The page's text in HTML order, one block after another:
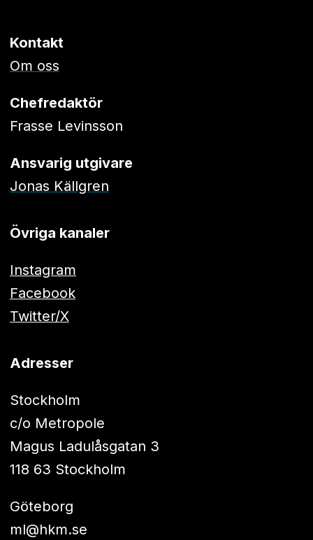
Kontakt
Om oss
Chefredaktör
Frasse Levinsson
Ansvarig utgivare
Jonas Källgren
Övriga kanaler
Instagram
Facebook
Twitter/X
Adresser
Stockholm
c/o Metropole
Magus Ladulåsgatan 3
118 63 Stockholm
Göteborg
ml@hkm.se